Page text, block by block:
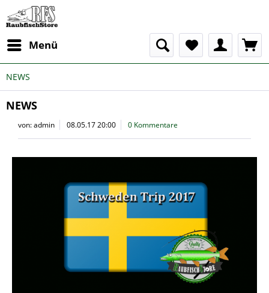
Menü
NEWS
NEWS
von:admin 08.05.17 20:00 0 Kommentare